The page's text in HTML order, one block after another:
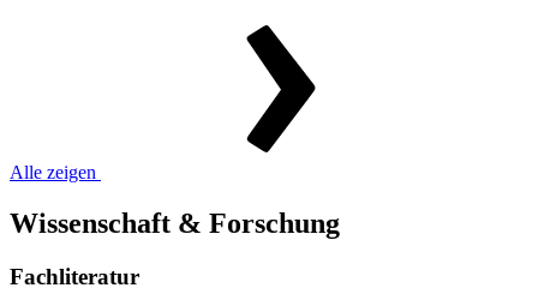
Alle zeigen
Wissenschaft & Forschung
Fachliteratur